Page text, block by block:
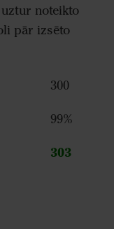
noteikto
pār izsēto
300
99%
303